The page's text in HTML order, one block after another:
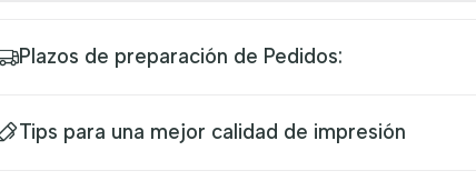
Plazos de preparación de Pedidos:
Tips para una mejor calidad de impresión